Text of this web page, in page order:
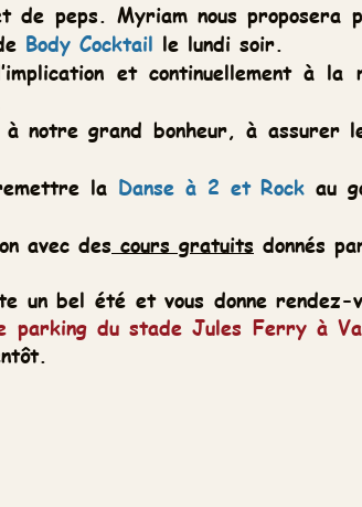
nous proposera pour la
le lundi soir.
continuellement à la recherche
bonheur, à assurer leurs 2
à 2 et Rock au goût du jour
gratuitsdonnés par nos
et vous donne rendez-vous le
Jules Ferry à Vaujours